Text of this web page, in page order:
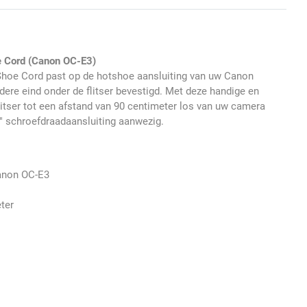
(Canon OC-E3)
Cord past op de hotshoe aansluiting van uw Canon
eind onder de flitser bevestigd. Met deze handige en
tot een afstand van 90 centimeter los van uw camera
schroefdraadaansluiting aanwezig.
OC-E3